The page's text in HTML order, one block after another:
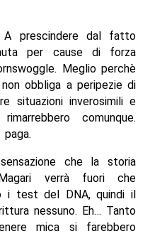
A prescindere dal fatto
per cause di forza
Meglio perchè
obbliga a peripezie di
situazioni inverosimili e
comunque.
che la storia
verrà fuori che
i test del DNA, quindi il
nessuno. Eh… Tanto
mica si farebbero